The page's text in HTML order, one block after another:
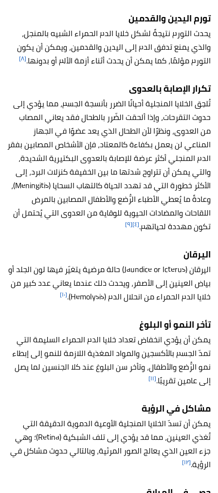
تورم اليدين والقدمين
يحدث التورم نتيجةً لشكل خلايا الدم الحمراء الشبيه بالمنجل،
والذي يمنع تدفق الدم إلى اليدين والقدمين، ويمكن أن يكون
التورم مؤلمًا، كما يمكن أن يحدث أثناء أزمة الألم أو بدونها.[٨]
تكرار الإصابة بالعدوى
تُلحِق الخلايا المنجلية أحيانًا الضرر بأنسجة الجسم، مما يؤدي إلى
حدوث التقرحات، وإذا ألحقت الضّرر بالطحال فقد يعاني المصاب
من العدوى، ونظرًا لأن الطحال الذي يعد عضوًا في الجهاز
المناعي لن يعمل بكفاءة كالمعتاد، فإن الأشخاص المصابين بفقر
الدم المنجلي أكثر عرضة للإصابة بالعدوى البكتيرية الشديدة،
والتي يمكن أن تتراوح شدتها ما بين الخفيفة كنزلات البرد، إلى
الأكثر خطورة التي قد تهدد الحياة كالتهاب السحايا (Meningitis)،
وعادةً ما يُعطي الأطباء الرُّضع والأطفال المصابين بالمرض
اللقاحات والمضادات الحيوية للوقاية من العدوى التي يُحتمل أن
تكون مهددة لحياتهم.[٤] [٩]
اليرقان
اليرقان (Jaundice or Icterus) حالة مرضية يتغيّر فيها لون الجلد أو
بياض العينين إلى الأصفر، ويحدث ذلك عندما يعاني عدد كبير من
خلايا الدم الحمراء من انحلال الدم (Hemolysis).
[١٠]
تأخر النمو أو البلوغ
يمكن أن يؤدي انخفاض تعداد خلايا الدم الحمراء السليمة التي
تمدّ الجسم بالأكسجين والمواد المغذية اللازمة للنمو إلى إبطاء
نمو الرُّضع والأطفال، وتأخر سن البلوغ عند كلا الجنسين لما يصل
إلى عامين تقريبًا.[١١]
مشاكل في الرؤية
يمكن أن تسدّ الخلايا المنجلية الأوعية الدموية الدقيقة التي
تُغذي العينين، مما قد يؤدي إلى تلف الشبكية (Retina)؛ وهي
جزء العين الذي يعالج الصور المرئية، وبالتالي حدوث مشاكل في
الرؤية.[١٢]